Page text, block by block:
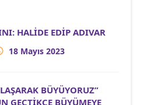
HALİDE EDİP ADIVAR
18 Mayıs 2023
BÜYÜYORUZ”
GEÇTİKÇE BÜYÜMEYE